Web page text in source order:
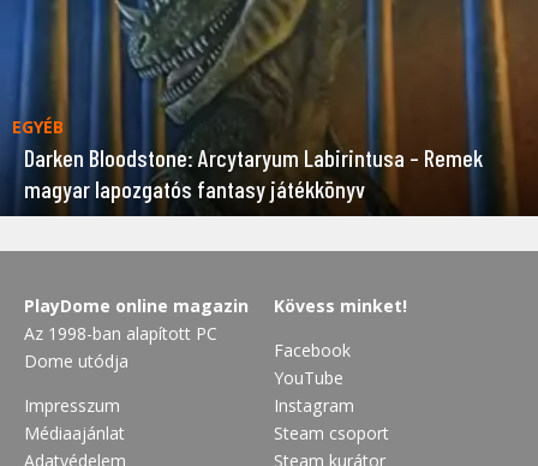
EGYÉB
Darken Bloodstone: Arcytaryum Labirintusa – Remek
magyar lapozgatós fantasy játékkönyv
PlayDome online magazin
Az 1998-ban alapított PC
Dome utódja
Impresszum
Médiaajánlat
Adatvédelem
Kövess minket!
Facebook
YouTube
Instagram
Steam csoport
Steam kurátor